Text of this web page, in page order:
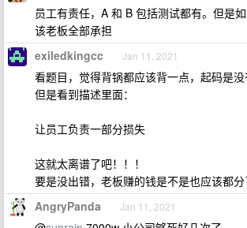
员工有责任，A 和 B 包括测试都有。但是
该老板全部承担
exiledkingcc Jan 11, 2021
看题目，觉得背锅都应该背一点，起码是没
但是看到描述里面：
让员工负责一部分损失
这就太离谱了吧！！！
要是没出错，老板赚的钱是不是也应该都分
AngryPanda Jan 11, 2021